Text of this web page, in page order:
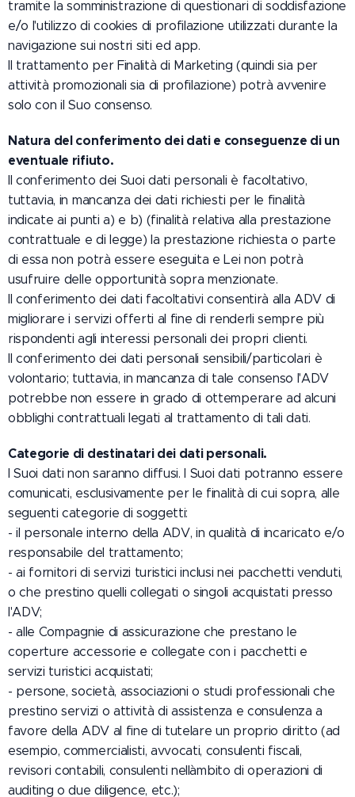
tramite la somministrazione di questionari di soddisfazione
e/o l'utilizzo di cookies di profilazione utilizzati durante la
navigazione sui nostri siti ed app.
Il trattamento per Finalità di Marketing (quindi sia per
attività promozionali sia di profilazione) potrà avvenire
solo con il Suo consenso.
Natura del conferimento dei dati e conseguenze di un
eventuale rifiuto.
Il conferimento dei Suoi dati personali è facoltativo,
tuttavia, in mancanza dei dati richiesti per le finalità
indicate ai punti a) e b) (finalità relativa alla prestazione
contrattuale e di legge) la prestazione richiesta o parte
di essa non potrà essere eseguita e Lei non potrà
usufruire delle opportunità sopra menzionate.
Il conferimento dei dati facoltativi consentirà alla ADV di
migliorare i servizi offerti al fine di renderli sempre più
rispondenti agli interessi personali dei propri clienti.
Il conferimento dei dati personali sensibili/particolari è
volontario; tuttavia, in mancanza di tale consenso l'ADV
potrebbe non essere in grado di ottemperare ad alcuni
obblighi contrattuali legati al trattamento di tali dati.
Categorie di destinatari dei dati personali.
I Suoi dati non saranno diffusi. I Suoi dati potranno essere
comunicati, esclusivamente per le finalità di cui sopra, alle
seguenti categorie di soggetti:
- il personale interno della ADV, in qualità di incaricato e/o
responsabile del trattamento;
- ai fornitori di servizi turistici inclusi nei pacchetti venduti,
o che prestino quelli collegati o singoli acquistati presso
l'ADV;
- alle Compagnie di assicurazione che prestano le
coperture accessorie e collegate con i pacchetti e
servizi turistici acquistati;
- persone, società, associazioni o studi professionali che
prestino servizi o attività di assistenza e consulenza a
favore della ADV al fine di tutelare un proprio diritto (ad
esempio, commercialisti, avvocati, consulenti fiscali,
revisori contabili, consulenti nell`ambito di operazioni di
auditing o due diligence, etc.);